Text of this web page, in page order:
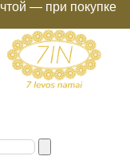
— при покупке